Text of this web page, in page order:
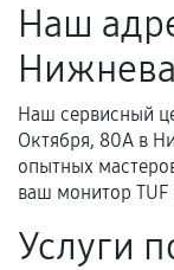
срока.
отдельных
Наш
Наш сервисный
Октября, 80А в
опытных
ваш монитор TUF
Услуги